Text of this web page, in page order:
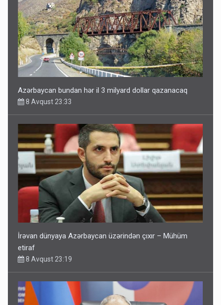
Azərbaycan bundan hər il 3 milyard dollar qazanacaq
8 Avqust 23:33
İrəvan dünyaya Azərbaycan üzərindən çıxır – Mühüm
etiraf
8 Avqust 23:19